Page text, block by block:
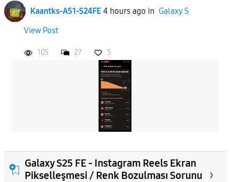
Kaantks-A51-S24FE 4 hours ago in Galaxy S
View Post
105 27 5
Galaxy S25 FE - Instagram Reels Ekran
Pikselleşmesi / Renk Bozulması Sorunu